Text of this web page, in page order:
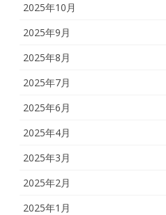
2025年10月
2025年9月
2025年8月
2025年7月
2025年6月
2025年4月
2025年3月
2025年2月
2025年1月